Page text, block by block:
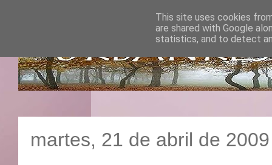
martes, 21 de abril de 2009
This site uses cookies
are shared with Google
statistics, and to detect